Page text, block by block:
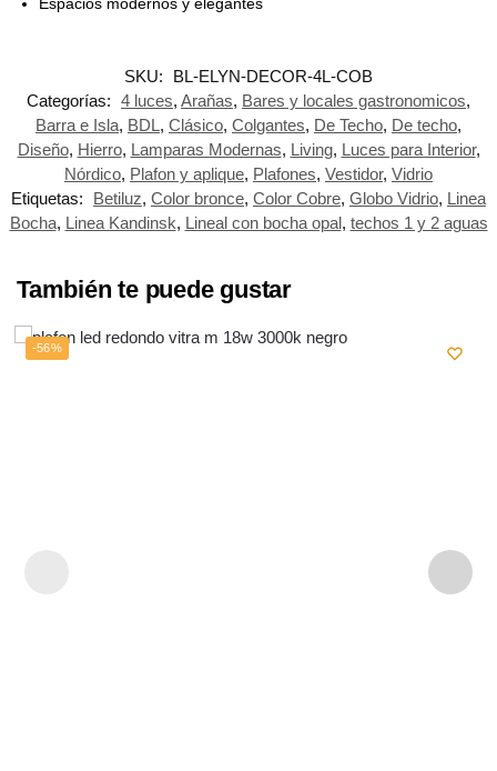
Espacios modernos y elegantes
SKU:
BL-ELYN-DECOR-4L-COB
Categorías: 4 luces, Arañas, Bares y locales gastronomicos,
Barra e Isla, BDL, Clásico, Colgantes, De Techo, De techo,
Diseño, Hierro, Lamparas Modernas, Living, Luces para Interior,
Nórdico, Plafon y aplique, Plafones, Vestidor, Vidrio
Etiquetas:
Betiluz, Color bronce, Color Cobre, Globo Vidrio, Linea
Bocha, Linea Kandinsk, Lineal con bocha opal, techos 1 y 2 aguas
También te puede gustar
-56%